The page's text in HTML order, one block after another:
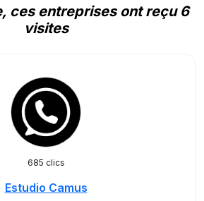
ces entreprises ont reçu 6
visites
685 clics
Estudio Camus